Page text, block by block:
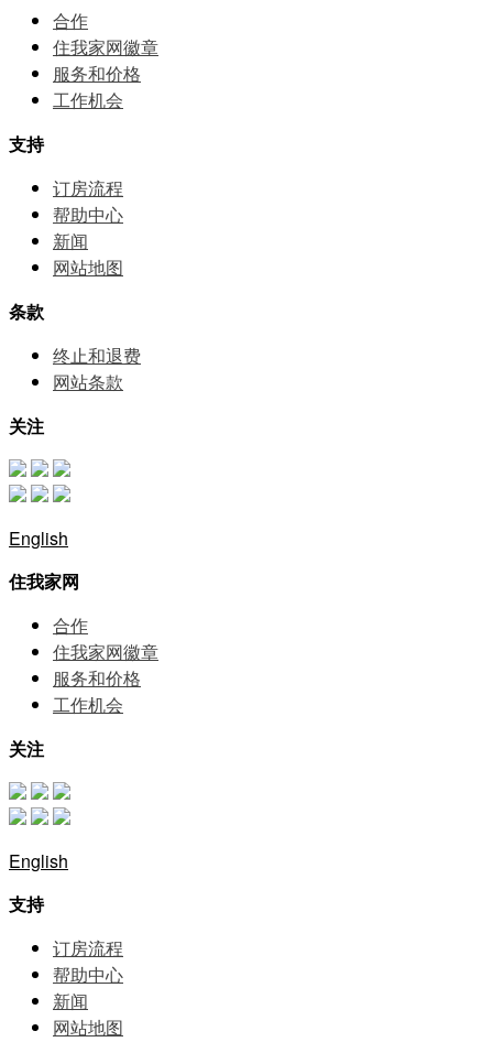
合作
住我家网徽章
服务和价格
⼯作机会
支持
订房流程
帮助中⼼
新闻
网站地图
条款
终止和退费
网站条款
关注
English
住我家网
合作
住我家网徽章
服务和价格
⼯作机会
关注
English
支持
订房流程
帮助中⼼
新闻
网站地图